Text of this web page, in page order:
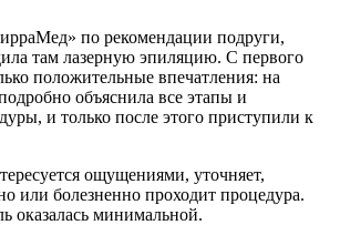
по рекомендации подруги,
там лазерную эпиляцию. С первого
положительные впечатления: на
объяснила все этапы и
и только после этого приступили к
ощущениями, уточняет,
или болезненно проходит процедура.
оказалась минимальной.